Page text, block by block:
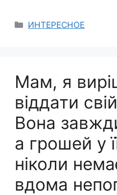
Categories
ИНТЕРЕСНОЕ
Мам, я
віддати
Вона
а грошей у її
ніколи
вдома